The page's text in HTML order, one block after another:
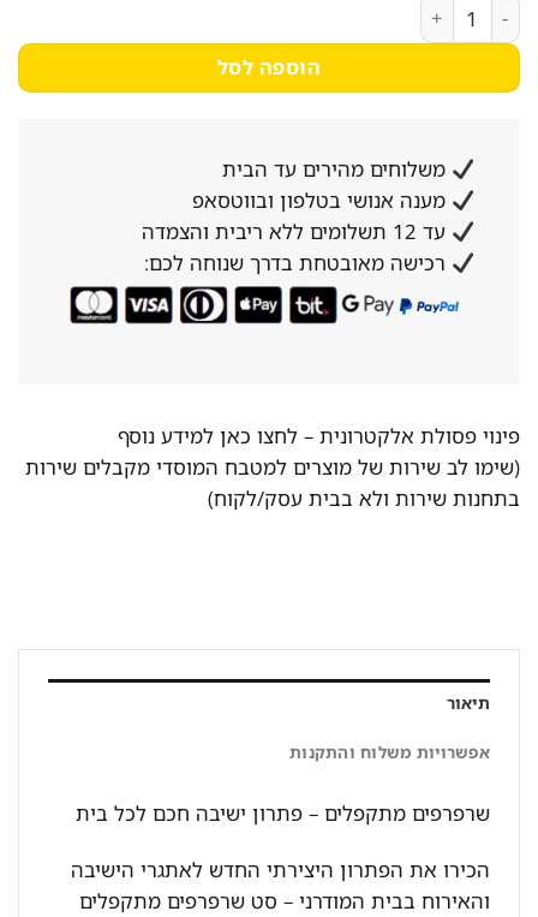
הוספה לסל
משלוחים מהירים עד הבית
מענה אנושי בטלפון ובווטסאפ
עד 12 תשלומים ללא ריבית והצמדה
רכישה מאובטחת בדרך שנוחה לכם:
פינוי פסולת אלקטרונית –לחצו כאן למידע נוסף
(שימו לב שירות של מוצרים למטבח המוסדי מקבלים שירות
בתחנות שירות ולא בבית עסק/לקוח)
תיאור
אפשרויות משלוח והתקנות
שרפרפים מתקפלים – פתרון ישיבה חכם לכל בית
הכירו את הפתרון היצירתי החדש לאתגרי הישיבה
והאירוח בבית המודרני – סט שרפרפים מתקפלים